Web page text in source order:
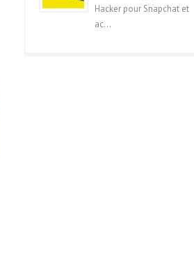
Hacker pour Snapchat et
ac...
Bahasa Melayu